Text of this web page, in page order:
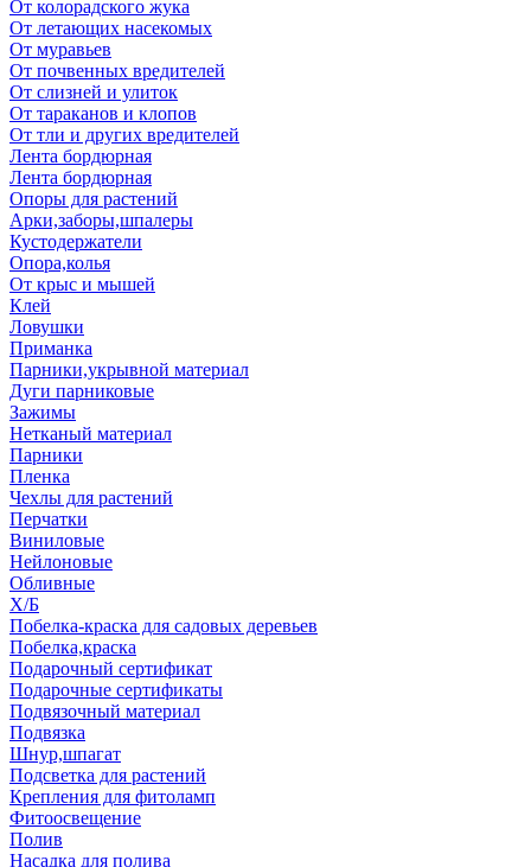
От колорадского жука
От летающих насекомых
От муравьев
От почвенных вредителей
От слизней и улиток
От тараканов и клопов
От тли и других вредителей
Лента бордюрная
Лента бордюрная
Опоры для растений
Арки,заборы,шпалеры
Кустодержатели
Опора,колья
От крыс и мышей
Клей
Ловушки
Приманка
Парники,укрывной материал
Дуги парниковые
Зажимы
Нетканый материал
Парники
Пленка
Чехлы для растений
Перчатки
Виниловые
Нейлоновые
Обливные
Х/Б
Побелка-краска для садовых деревьев
Побелка,краска
Подарочный сертификат
Подарочные сертификаты
Подвязочный материал
Подвязка
Шнур,шпагат
Подсветка для растений
Крепления для фитоламп
Фитоосвещение
Полив
Насадка для полива